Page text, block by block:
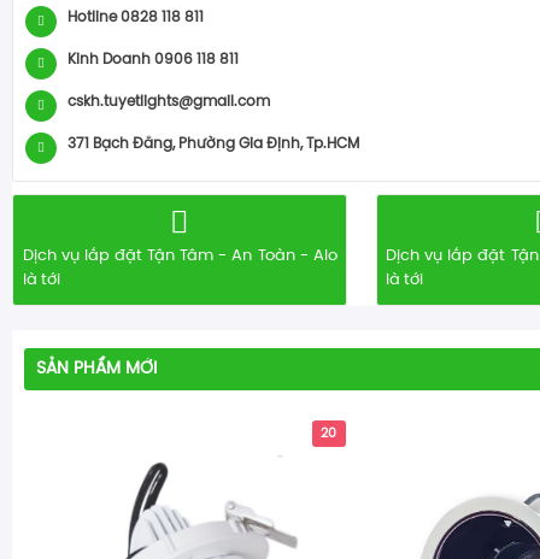
Hotline 0828 118 811
Kinh Doanh 0906 118 811
cskh.tuyetlights@gmail.com
371 Bạch Đằng, Phường Gia Định, Tp.HCM
Dịch vụ lắp đặt Tận Tâm - An Toàn - Alo
là tới
Dịch vụ lắp đặt
là tới
SẢN PHẨM MỚI
20